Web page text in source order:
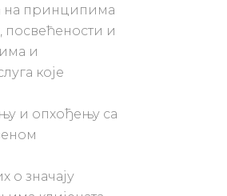
на принципима
посвећености и
и
које
и опхођењу са
о значају